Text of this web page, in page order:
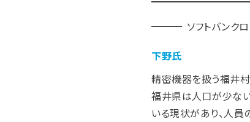
ソフトバンク
下野氏
精密機器を扱う福井
福井県は人口が少な
いる現状があり、人